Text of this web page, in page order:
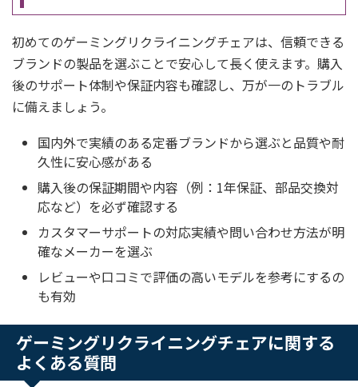
初めてのゲーミングリクライニングチェアは、信頼できる
ブランドの製品を選ぶことで安心して長く使えます。購入
後のサポート体制や保証内容も確認し、万が一のトラブル
に備えましょう。
国内外で実績のある定番ブランドから選ぶと品質や耐
久性に安心感がある
購入後の保証期間や内容（例：1年保証、部品交換対
応など）を必ず確認する
カスタマーサポートの対応実績や問い合わせ方法が明
確なメーカーを選ぶ
レビューや口コミで評価の高いモデルを参考にするの
も有効
ゲーミングリクライニングチェアに関する
よくある質問